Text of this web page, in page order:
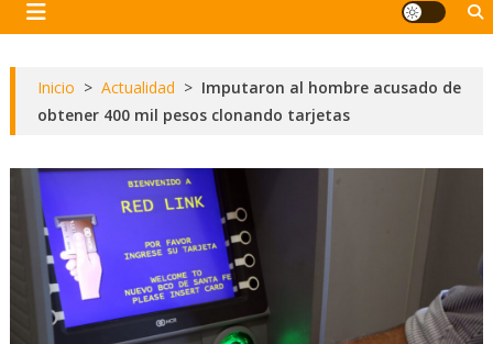
Inicio > Actualidad > Imputaron al hombre acusado de
obtener 400 mil pesos clonando tarjetas